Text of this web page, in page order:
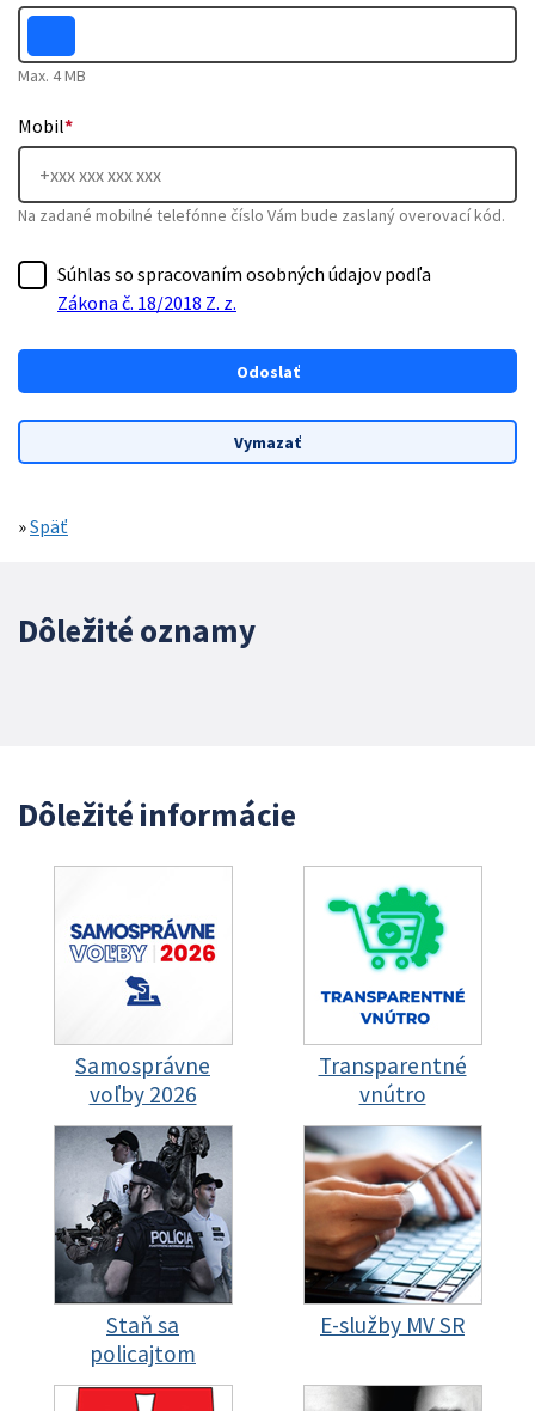
Max. 4 MB
Mobil*
Na zadané mobilné telefónne číslo Vám bude zaslaný overovací kód.
Súhlas so spracovaním osobných údajov podľa
Zákona č. 18/2018 Z. z.
»Späť
Dôležité oznamy
Dôležité informácie
Samosprávne
voľby 2026
Transparentné
vnútro
Staň sa
policajtom
E-služby MV SR